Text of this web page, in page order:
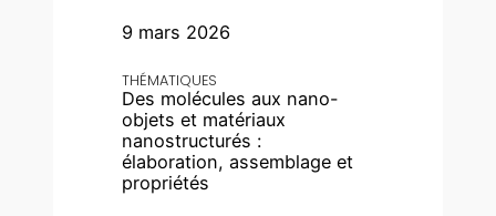
9 mars 2026
THÉMATIQUES
Des molécules aux nano-
objets et matériaux
nanostructurés :
élaboration, assemblage et
propriétés